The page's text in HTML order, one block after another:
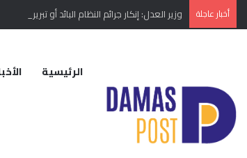
أخبار عاجلة وزير العدل: إنكار جرائم النظام البائد أو
الرئيسية
الرئيسية/التقارير الإخبارية
واشنطن تصنف “حركة